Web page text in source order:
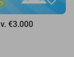
€3.000